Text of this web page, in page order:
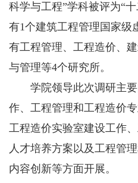
科学与工程”学科被评为“
有1个建筑工程管理国家级
有工程管理、工程造价、
与管理等4个研究所。
学院领导此次调研主要
作、工程管理和工程造价
工程造价实验室建设工作
人才培养方案以及工程管
内容创新等方面开展。